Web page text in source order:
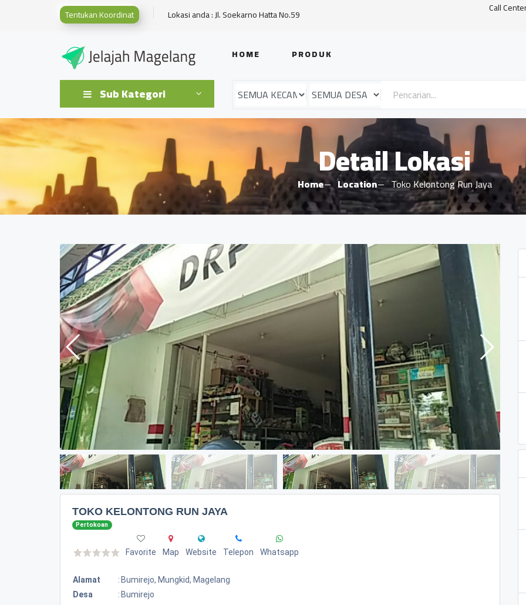
Tentukan Koordinat Lokasi anda : Jl. Soekarno Hatta No.59 Call
HOME PRODUK
Sub Kategori
Detail Lokasi
Home Location Toko Kelontong Run Jaya
TOKO KELONTONG RUN JAYA
Pertokoan
Favorite Map Website Telepon Whatsapp
Alamat : Bumirejo, Mungkid, Magelang
Desa
: Bumirejo